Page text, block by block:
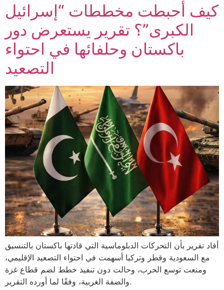
كيف أُحبطت مخططات “إسرائيل
الكبرى”؟ تقرير يستعرض دور
باكستان وحلفائها في احتواء
التصعيد
أفاد تقرير بأن التحركات الدبلوماسية التي قادتها باكستان بالتنسيق
مع السعودية وقطر وتركيا أسهمت في احتواء التصعيد الإقليمي،
ومنعت توسع الحرب، وحالت دون تنفيذ خطط لضم قطاع غزة
والضفة الغربية، وفقًا لما أورده التقرير.